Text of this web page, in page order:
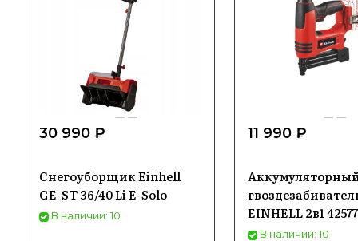
Купить
30 990 ₽
Снегоуборщик Einhell
GE-ST 36/40 Li E-Solo
В наличии: 10
11 990 ₽
EINHELL 2в1
В наличии: 10